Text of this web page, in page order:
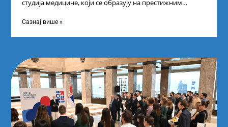
студија медицине, који се образују на престижним
стипендије од
Сазнај више »